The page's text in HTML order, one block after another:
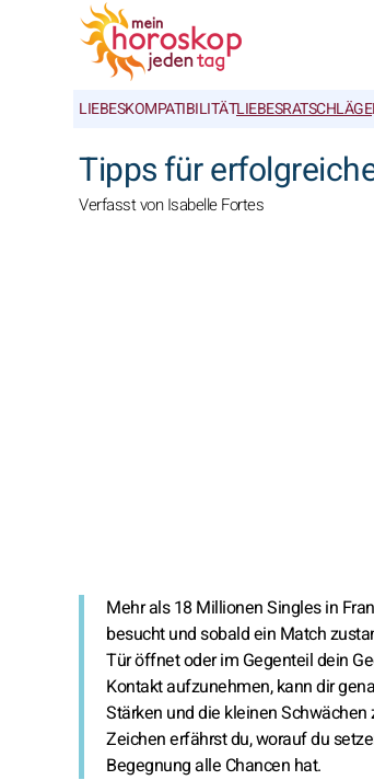
LIEBESKOMPATIBILITÄTLIEBESRATSCHLÄGE
Tipps für
Verfasst von Isabelle Fortes
Mehr als 18 Millionen Singles in
besucht und sobald ein Match
Tür öffnet oder im Gegenteil dein
Kontakt aufzunehmen, kann dir
Stärken und die kleinen
Zeichen erfährst du, worauf du
Begegnung alle Chancen hat.